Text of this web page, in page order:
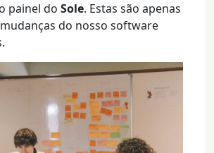
painel do Sole. Estas são apenas
do nosso software